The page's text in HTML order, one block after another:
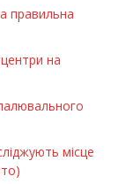
правильна
на
місце